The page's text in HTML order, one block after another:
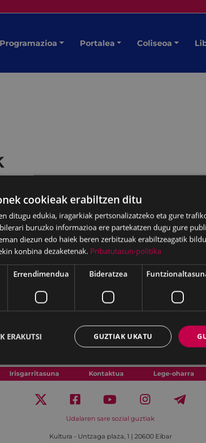
Programazioa Portalea Coliseoa
Irisgarritasuna Kontaktua Lege-oharra
Udalaren sare sozial guztiak
Kultura - Untzaga plaza, 1 | 20600 Eibar
cookieak erabiltzen ditu
ditugu edukia, iragarkiak pertsonalizatzeko eta gure
buruzko informazioa ere partekatzen dugu gure
diezun edo haiek beren zerbitzuak erabiltzeagatik
konbina dezaketenak. Pribatutasun-politika
Errendimendua Bideratzea
GUZTIAK UKATU
ERAKUTSI